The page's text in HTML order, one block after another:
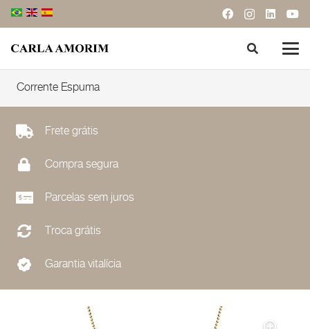
Corrente Espuma
Frete grátis
Compra segura
Parcelas sem juros
Troca grátis
Garantia vitalícia